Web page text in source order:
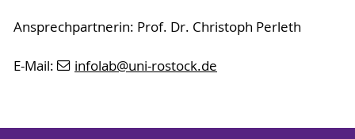
Ansprechpartnerin: Prof. Dr. Christoph Perleth
E-Mail: infolab@uni-rostock.de